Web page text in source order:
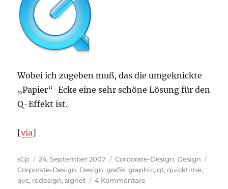
Wobei ich zugeben muß, das die umgeknickte
„Papier“-Ecke eine sehr schöne Lösung für den
Q-Effekt ist.
[via]
Autor
sCp
Veröffentlicht
am
24. September 2007 Kategorien
Corporate-Design, Design
Corporate-Design, Design,grafik,graphic,qt,quicktime,
qvc, redesign,signet 4 Kommentarezu